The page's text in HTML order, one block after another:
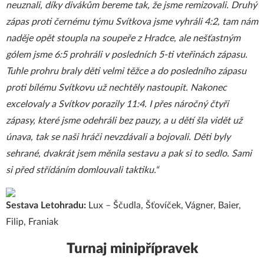
neuznali, díky divákům bereme tak, že jsme remizovali. Druhý
zápas proti černému týmu Svítkova jsme vyhráli 4:2, tam nám
naděje opět stoupla na soupeře z Hradce, ale nešťastným
gólem jsme 6:5 prohráli v posledních 5-ti vteřinách zápasu.
Tuhle prohru braly děti velmi těžce a do posledního zápasu
proti bílému Svítkovu už nechtěly nastoupit. Nakonec
excelovaly a Svítkov porazily 11:4. I přes náročný čtyři
zápasy, které jsme odehráli bez pauzy, a u dětí šla vidět už
únava, tak se naši hráči nevzdávali a bojovali. Děti byly
sehrané, dvakrát jsem měnila sestavu a pak si to sedlo. Sami
si před střídáním domlouvali taktiku.“
Sestava Letohradu: Lux – Ščudla, Šťovíček, Vágner, Baier,
Filip, Franiak
Turnaj minipřípravek